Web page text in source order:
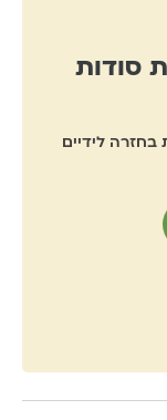
סודות
לידיים